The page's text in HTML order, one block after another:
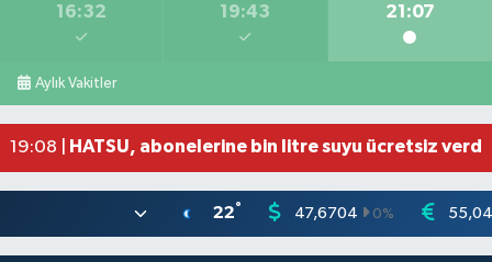
16:32 19:43 21:07
Aylık Vakitler
Salah'ın maaşı açıklandı! İşte devasa ücret
Feci motosiklet kazası: 72 yaşındaki sürücü
20:21 |Düğünde çıkan yangına aldırış etmeden
19:08 |
HATSU, abonelerine bin litre suyu ücretsiz verdi
22° 47,6704 0%